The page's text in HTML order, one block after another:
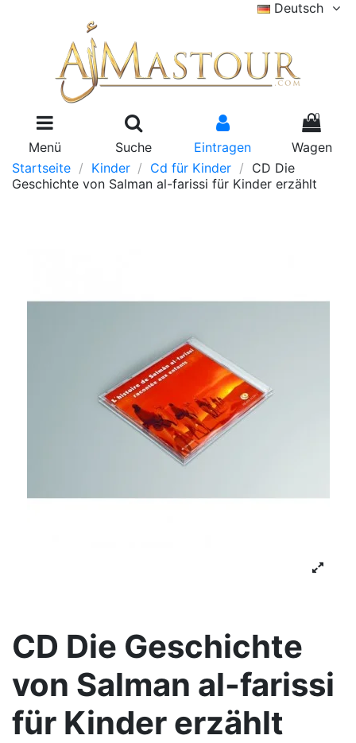
Deutsch
Menü Suche Eintragen
0
Wagen
Startseite
Kinder Cd für Kinder
CD Die
Geschichte von Salman al-farissi für Kinder erzählt
CD Die Geschichte
von Salman al-farissi
für Kinder erzählt